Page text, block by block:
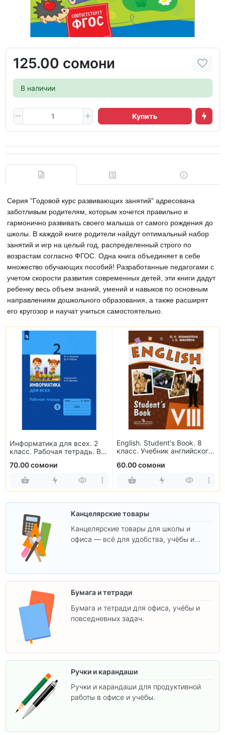
125.00 сомони
В наличии
Купить
Серия "Годовой курс развивающих занятий" адресована
заботливым родителям, которым хочется правильно и
гармонично развивать своего малыша от самого рождения до
школы. В каждой книге родители найдут оптимальный набор
занятий и игр на целый год, распределенный строго по
возрастам согласно ФГОС. Одна книга объединяет в себе
множество обучающих пособий! Разработанные педагогами с
учетом скорости развития современных детей, эти книги дадут
ребенку весь объем знаний, умений и навыков по основным
направлениям дошкольного образования, а также расширят
его кругозор и научат учиться самостоятельно.
Информатика для всех. 2
класс. Рабочая тетрадь. В
70.00 сомони
English. Student's Book. 8
класс. Учебник английского
60.00 сомони
Канцелярские товары
Канцелярские товары для школы и
офиса — всё для удобства, учёбы и
Бумага и тетради
Бумага и тетради для офиса, учёбы и
повседневных задач.
Ручки и карандаши
Ручки и карандаши для продуктивной
работы в офисе и учёбы.